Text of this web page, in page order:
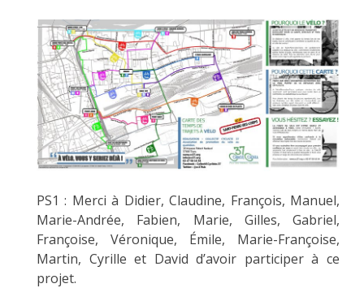
PS1 : Merci à Didier, Claudine, François, Manuel,
Marie-Andrée, Fabien, Marie, Gilles, Gabriel,
Françoise, Véronique, Émile, Marie-Françoise,
Martin, Cyrille et David d’avoir participer à ce
projet.